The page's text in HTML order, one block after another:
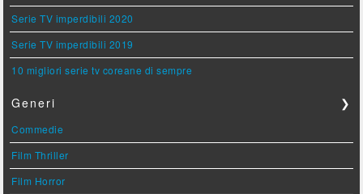
Serie TV imperdibili 2020
Serie TV imperdibili 2019
10 migliori serie tv coreane di sempre
Generi ❯
Commedie
Film Thriller
Film Horror